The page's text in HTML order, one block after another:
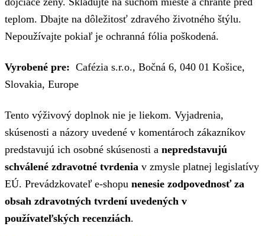
teplom. Dbajte na dôležitosť zdravého životného štýlu.
Nepoužívajte pokiaľ je ochranná fólia poškodená.
Vyrobené pre: Cafézia s.r.o., Bočná 6, 040 01 Košice,
Slovakia, Europe
Tento výživový doplnok nie je liekom. Vyjadrenia,
skúsenosti a názory uvedené v komentároch zákazníkov
predstavujú ich osobné skúsenosti a nepredstavujú
schválené zdravotné tvrdenia v zmysle platnej legislatívy
EÚ. Prevádzkovateľ e-shopu nenesie zodpovednosť za
obsah zdravotných tvrdení uvedených v
používateľských recenziách.